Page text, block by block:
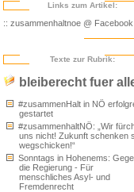
Links zum Artikel:
:: zusammenhaltnoe @ Facebook
Texte zur Rubrik:
bleiberecht fuer
#zusammenHalt in NÖ
gestartet
#zusammenhaltNÖ: „Wir
uns nicht! Zukunft schenken
wegschicken!“
Sonntags in Hohenems:
die Regierung - Für
menschliches Asyl- und
Fremdenrecht